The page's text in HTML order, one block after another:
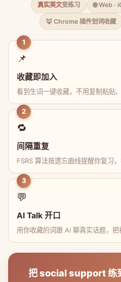
真实英文变练习 🌐 Web ·
🦊 Chrome 插件划词收藏
1
📌
收藏即加入
看到生词一键收藏，不用复制粘贴
2
🔁
间隔重复
FSRS 算法按遗忘曲线提醒你复习
3
💬
AI Talk 开口
用你收藏的词跟 AI 聊真实话题，把
把 social support 练